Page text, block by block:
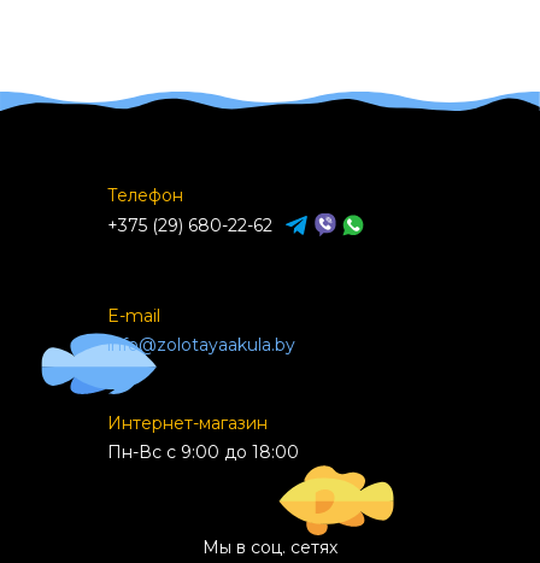
Телефон
+375 (29) 680-22-62
E-mail
info@zolotayaakula.by
Интернет-магазин
Пн-Вс с 9:00 до 18:00
Мы в соц. сетях